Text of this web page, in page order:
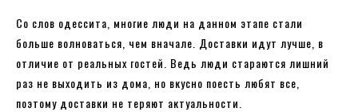
Со слов одессита, многие люди на данном этапе стали
больше волноваться, чем вначале. Доставки идут лучше, в
отличие от реальных гостей. Ведь люди стараются лишний
раз не выходить из дома, но вкусно поесть любят все,
поэтому доставки не теряют актуальности.